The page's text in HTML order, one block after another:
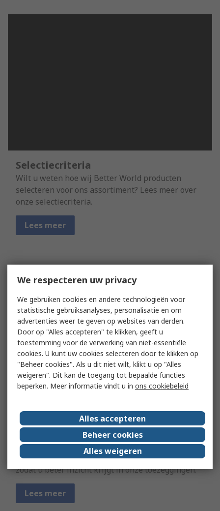
Selectiecriteria
Wilt u weten hoe wij Better World producten
selecteren voor ons assortiment? Lees meer over
onze selectiecriteria.
Lees meer
Better World certificeringen
Overweldigd door duurzaamheidslabels? Wij
helpen u de logo’s en verklaringen te begrijpen,
zodat u beter inzicht krijgt in onze toezeggingen.
Lees meer
We respecteren uw privacy
We gebruiken cookies en andere technologieën voor
statistische gebruiksanalyses, personalisatie en om
advertenties weer te geven op websites van derden.
Door op "Alles accepteren" te klikken, geeft u
toestemming voor de verwerking van niet-essentiële
cookies. U kunt uw cookies selecteren door te klikken op
"Beheer cookies". Als u dit niet wilt, klikt u op "Alles
weigeren". Dit kan de toegang tot bepaalde functies
beperken. Meer informatie vindt u in ons cookiebeleid
Alles accepteren
Beheer cookies
Alles weigeren